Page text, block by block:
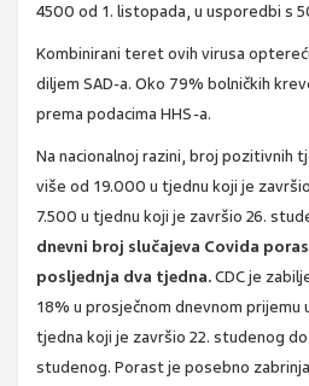
4500 od 1. listopada, u usporedbi s
Kombinirani teret ovih virusa
diljem SAD-a. Oko 79% bolničkih
prema podacima HHS-a.
Na nacionalnoj razini, broj pozitivnih
više od 19.000 u tjednu koji je
7.500 u tjednu koji je završio 26.
dnevni broj slučajeva Covida
posljednja dva tjedna.CDC je
18% u prosječnom dnevnom prijemu
tjedna koji je završio 22. studenog
studenog. Porast je posebno